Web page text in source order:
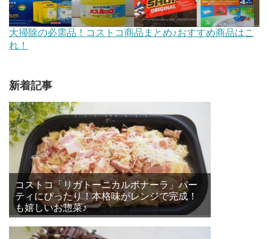
大掃除の必需品！コストコ商品まとめ♪おすすめ商品はこ
れ！
新着記事
コストコ「リガトーニカルボナーラ」パー
ティにぴったり！本格味がレンジで完成！
も嬉しいお惣菜♪